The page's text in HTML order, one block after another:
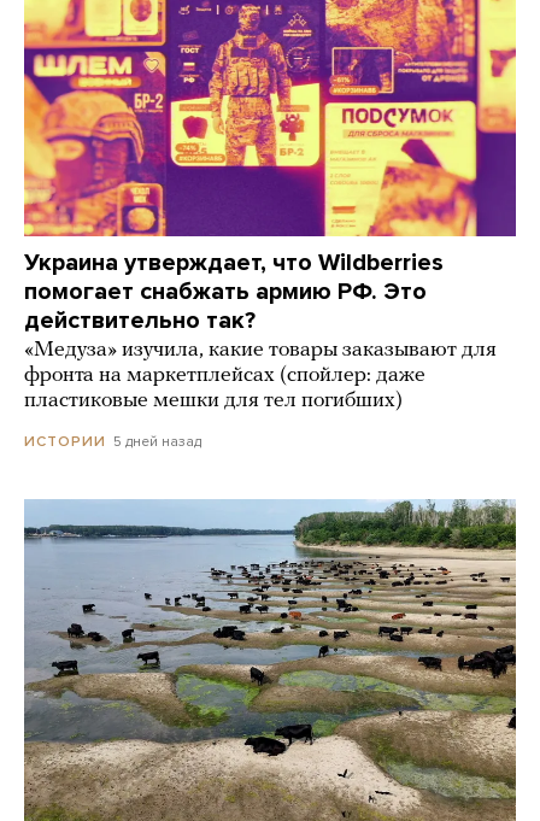
Украина утверждает, что Wildberries
помогает снабжать армию РФ. Это
действительно так?
«Медуза» изучила, какие товары заказывают для
фронта на маркетплейсах (спойлер: даже
пластиковые мешки для тел погибших)
ИСТОРИИ 5 дней назад